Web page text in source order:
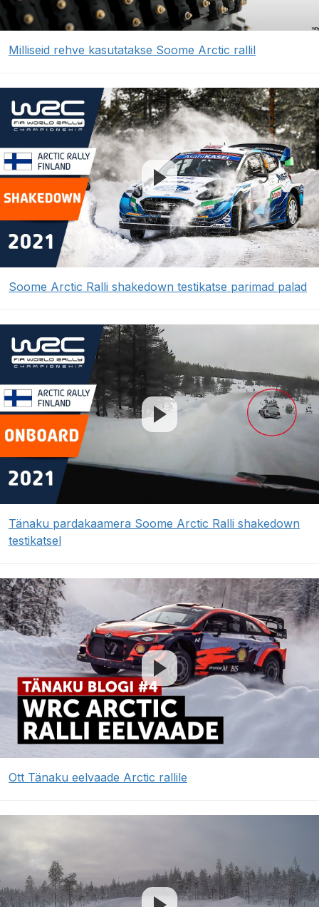
Milliseid rehve kasutatakse Soome Arctic rallil
Soome Arctic Ralli shakedown testikatse parimad palad
Tänaku pardakaamera Soome Arctic Ralli shakedown
testikatsel
Ott Tänaku eelvaade Arctic rallile